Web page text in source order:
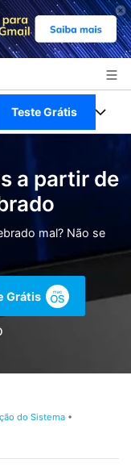
Teste Grátis
a partir de
mal? Não se
Grátis
do Sistema•